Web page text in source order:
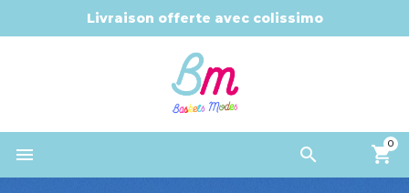
Livraison offerte avec colissimo


0